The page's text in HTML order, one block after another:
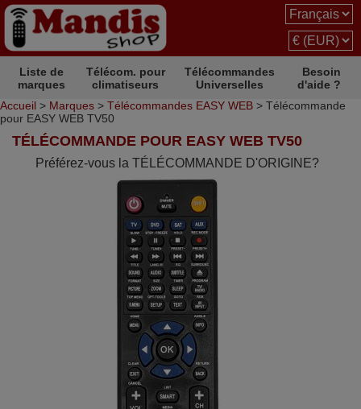
Liste de
marques
Télécom. pour
climatiseurs
Télécommandes
Universelles
Besoin
d'aide ?
Accueil > Marques > Télécommandes EASY WEB > Télécommande
pour EASY WEB TV50
TÉLÉCOMMANDE POUR EASY WEB TV50
Préférez-vous la TÉLÉCOMMANDE D'ORIGINE?